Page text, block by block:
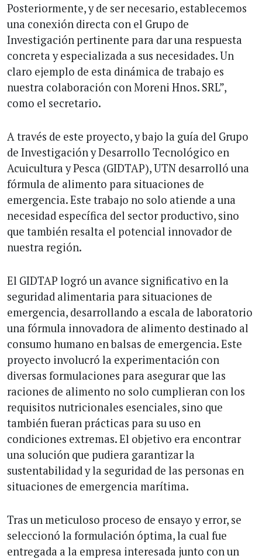
Posteriormente, y de ser necesario, establecemos
una conexión directa con el Grupo de
Investigación pertinente para dar una respuesta
concreta y especializada a sus necesidades. Un
claro ejemplo de esta dinámica de trabajo es
nuestra colaboración con Moreni Hnos. SRL”,
como el secretario.
A través de este proyecto, y bajo la guía del Grupo
de Investigación y Desarrollo Tecnológico en
Acuicultura y Pesca (GIDTAP), UTN desarrolló una
fórmula de alimento para situaciones de
emergencia. Este trabajo no solo atiende a una
necesidad específica del sector productivo, sino
que también resalta el potencial innovador de
nuestra región.
El GIDTAP logró un avance significativo en la
seguridad alimentaria para situaciones de
emergencia, desarrollando a escala de laboratorio
una fórmula innovadora de alimento destinado al
consumo humano en balsas de emergencia. Este
proyecto involucró la experimentación con
diversas formulaciones para asegurar que las
raciones de alimento no solo cumplieran con los
requisitos nutricionales esenciales, sino que
también fueran prácticas para su uso en
condiciones extremas. El objetivo era encontrar
una solución que pudiera garantizar la
sustentabilidad y la seguridad de las personas en
situaciones de emergencia marítima.
Tras un meticuloso proceso de ensayo y error, se
seleccionó la formulación óptima, la cual fue
entregada a la empresa interesada junto con un